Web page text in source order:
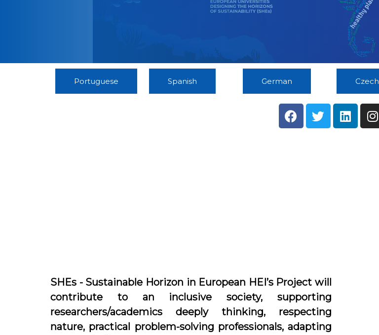
Portuguese Spanish German Czech
SHEs - Sustainable Horizon in European HEI’s Project will
contribute to an inclusive society, supporting
researchers/academics deeply thinking, respecting
nature, practical problem-solving professionals, adapting